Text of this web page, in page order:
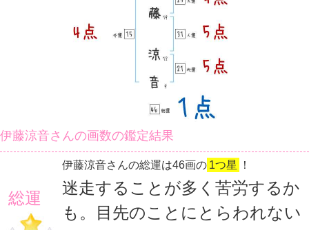
伊藤涼音さんの画数の鑑定結果
総運
伊藤涼音さんの総運は46画の 1つ星 ！
迷走することが多く苦労するか
も。目先のことにとらわれない